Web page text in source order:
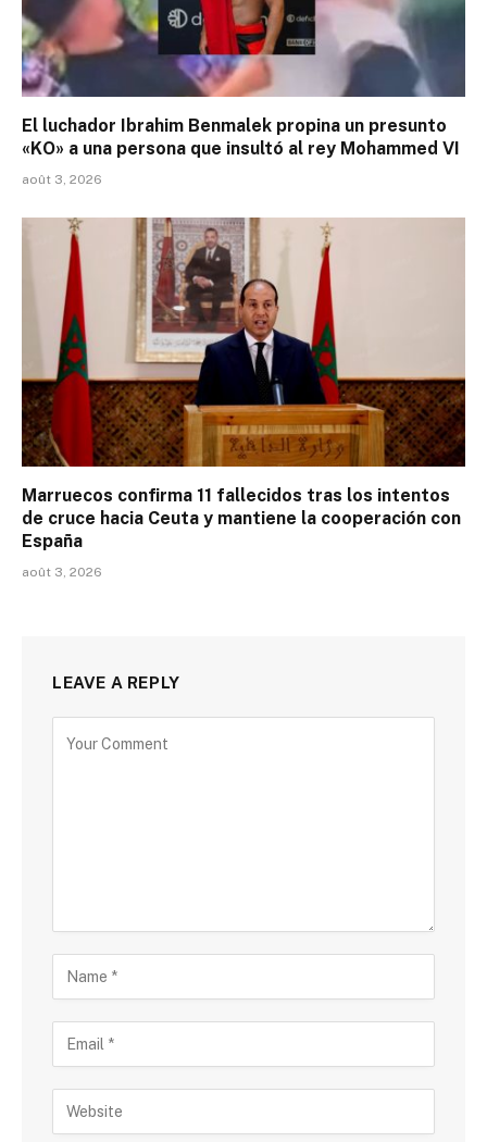
El luchador Ibrahim Benmalek propina un presunto
«KO» a una persona que insultó al rey Mohammed VI
août 3, 2026
Marruecos confirma 11 fallecidos tras los intentos
de cruce hacia Ceuta y mantiene la cooperación con
España
août 3, 2026
LEAVE A REPLY